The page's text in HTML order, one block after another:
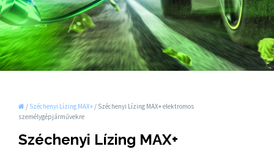
/ Széchenyi Lízing MAX+ / Széchenyi Lízing MAX+ elektromos
személygépjárművekre
Széchenyi Lízing MAX+